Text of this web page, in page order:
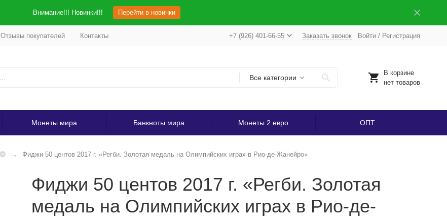
Внимание!!! Новинки!!! Перейти в новинки
Отзывы покупателей Контакты +7 (926) 401-66-55 Заказать звонок Войти/ Регистрация
Все категории
В корзине
нет товаров
Монеты мира Банкноты мира Монеты 2 евро ОПТ
Фиджи 50 центов 2017 г. «Регби. Золотая медаль на Олимпийских играх в Рио-де-Жанейро»
Фиджи 50 центов 2017 г. «Регби. Золотая
медаль на Олимпийских играх в Рио-де-